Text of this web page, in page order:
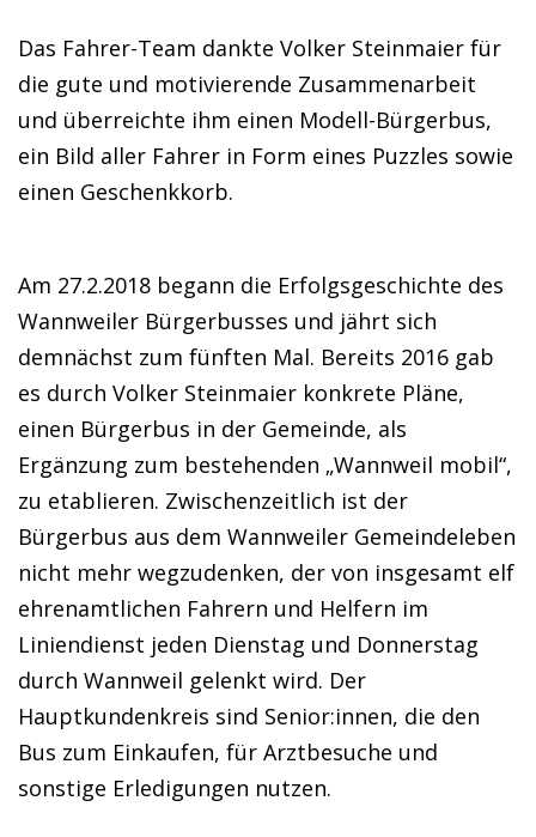
Das Fahrer-Team dankte Volker Steinmaier für
die gute und motivierende Zusammenarbeit
und überreichte ihm einen Modell-Bürgerbus,
ein Bild aller Fahrer in Form eines Puzzles sowie
einen Geschenkkorb.
Am 27.2.2018 begann die Erfolgsgeschichte des
Wannweiler Bürgerbusses und jährt sich
demnächst zum fünften Mal. Bereits 2016 gab
es durch Volker Steinmaier konkrete Pläne,
einen Bürgerbus in der Gemeinde, als
Ergänzung zum bestehenden „Wannweil mobil“,
zu etablieren. Zwischenzeitlich ist der
Bürgerbus aus dem Wannweiler Gemeindeleben
nicht mehr wegzudenken, der von insgesamt elf
ehrenamtlichen Fahrern und Helfern im
Liniendienst jeden Dienstag und Donnerstag
durch Wannweil gelenkt wird. Der
Hauptkundenkreis sind Senior:innen, die den
Bus zum Einkaufen, für Arztbesuche und
sonstige Erledigungen nutzen.